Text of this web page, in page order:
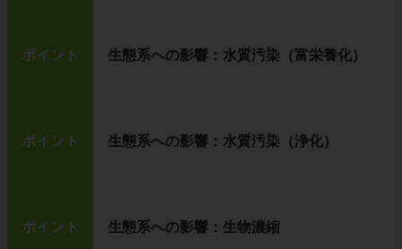
ポイント 生態系への影響：水質汚染（富栄養化）
ポイント 生態系への影響：水質汚染（浄化）
ポイント 生態系への影響：生物濃縮